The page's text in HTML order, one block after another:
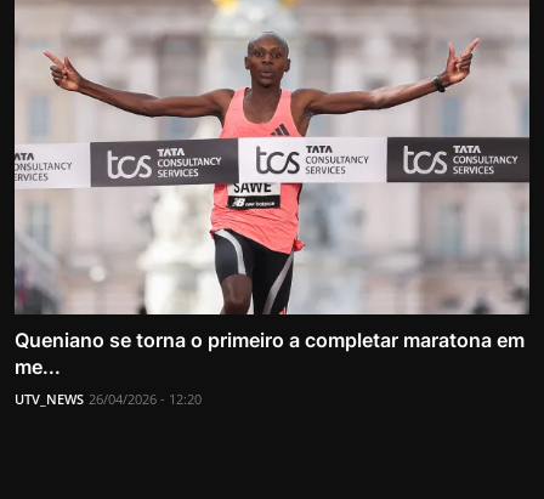
Queniano se torna o primeiro a completar maratona em
me...
UTV_NEWS 26/04/2026 - 12:20